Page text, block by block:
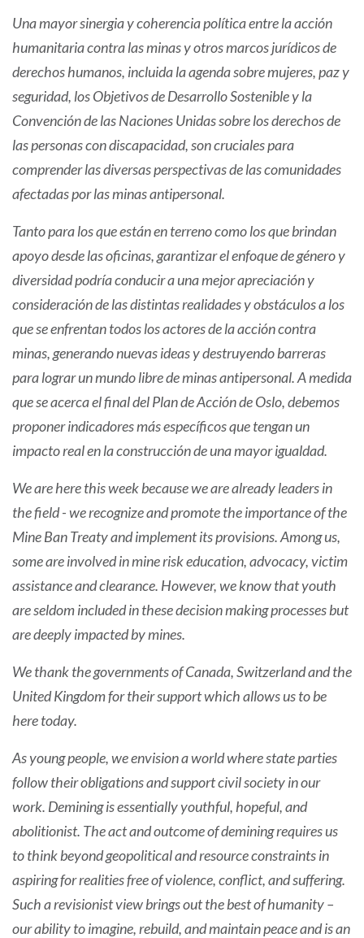
Una mayor sinergia y coherencia política entre la acción
humanitaria contra las minas y otros marcos jurídicos de
derechos humanos, incluida la agenda sobre mujeres, paz y
seguridad, los Objetivos de Desarrollo Sostenible y la
Convención de las Naciones Unidas sobre los derechos de
las personas con discapacidad, son cruciales para
comprender las diversas perspectivas de las comunidades
afectadas por las minas antipersonal.
Tanto para los que están en terreno como los que brindan
apoyo desde las oficinas, garantizar el enfoque de género y
diversidad podría conducir a una mejor apreciación y
consideración de las distintas realidades y obstáculos a los
que se enfrentan todos los actores de la acción contra
minas, generando nuevas ideas y destruyendo barreras
para lograr un mundo libre de minas antipersonal. A medida
que se acerca el final del Plan de Acción de Oslo, debemos
proponer indicadores más específicos que tengan un
impacto real en la construcción de una mayor igualdad.
We are here this week because we are already leaders in
the field - we recognize and promote the importance of the
Mine Ban Treaty and implement its provisions. Among us,
some are involved in mine risk education, advocacy, victim
assistance and clearance. However, we know that youth
are seldom included in these decision making processes but
are deeply impacted by mines.
We thank the governments of Canada, Switzerland and the
United Kingdom for their support which allows us to be
here today.
As young people, we envision a world where state parties
follow their obligations and support civil society in our
work. Demining is essentially youthful, hopeful, and
abolitionist. The act and outcome of demining requires us
to think beyond geopolitical and resource constraints in
aspiring for realities free of violence, conflict, and suffering.
Such a revisionist view brings out the best of humanity –
our ability to imagine, rebuild, and maintain peace and is an